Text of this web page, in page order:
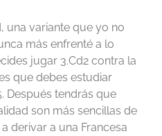
una variante que yo no
más enfrenté a lo
jugar 3.Cd2 contra la
que debes estudiar
Después tendrás que
son más sencillas de
derivar a una Francesa